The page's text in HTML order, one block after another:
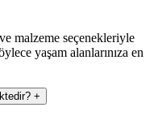
malzeme seçenekleriyle
yaşam alanlarınıza en
+